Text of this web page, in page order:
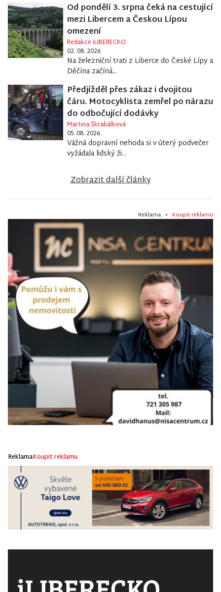
Od pondělí 3. srpna čeká na cestující
mezi Libercem a Českou Lípou
omezení
Redakce iLIBERECKO
02. 08. 2026
Na železniční trati z Liberce do České Lípy a
Děčína začíná...
Předjížděl přes zákaz i dvojitou
čáru. Motocyklista zemřel po nárazu
do odbočující dodávky
Martina Škrabálková
05. 08. 2026
Vážná dopravní nehoda si v úterý podvečer
vyžádala lidský ži...
Zobrazit další články
Reklama • Koupit reklamu
ReklamaKoupit reklamu